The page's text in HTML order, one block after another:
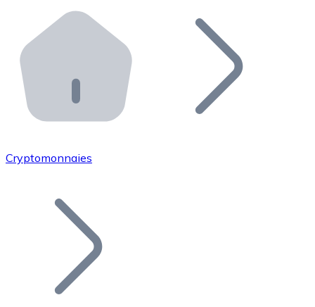
Distributeurs automatiques Bitnovo
Intégrez un ATM Bitnovo dans votre entreprise et
API Bitnovo
Intégrez notre API dans votre écosystème.
Rejoignez notre réseau de distributeurs et
Ajoutez le token de votre projet à notre service
Cryptomonnaies